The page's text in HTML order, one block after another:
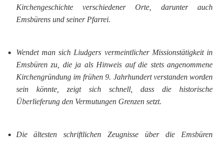
Kirchengeschichte verschiedener Orte, darunter auch
Emsbürens und seiner Pfarrei.
Wendet man sich Liudgers vermeintlicher Missionstätigkeit in
Emsbüren zu, die ja als Hinweis auf die stets angenommene
Kirchengründung im frühen 9. Jahrhundert verstanden worden
sein könnte, zeigt sich schnell, dass die historische
Überlieferung den Vermutungen Grenzen setzt.
Die ältesten schriftlichen Zeugnisse über die Emsbüren